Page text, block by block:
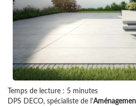
Temps de lecture : 5 minutes
DPS DECO, spécialiste de l'